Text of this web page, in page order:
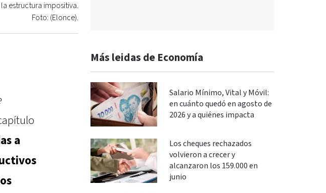
estructura impositiva.
Foto: (Elonce).
a
Más leidas de Economía
Salario Mínimo, Vital y Móvil:
en cuánto quedó en agosto de
2026 y a quiénes impacta
Los cheques rechazados
volvieron a crecer y
alcanzaron los 159.000 en
junio